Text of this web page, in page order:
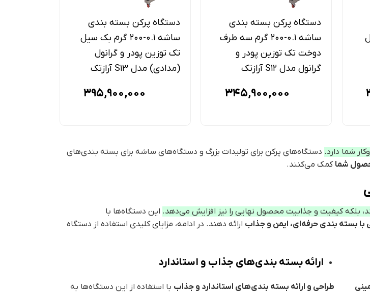
دستگاه پرکن بسته بندی
ساشه 0.1-200 گرم سه طرف
دوخت تک توزین پودر و
گرانول مدل S12 آرازتک
345,900,000
دستگاه پرکن بسته بندی
ساشه 0.1-200 گرم بک سیل
تک توزین پودر و گرانول
(مدادی) مدل S13 آرازتک
395,900,000
شما دارد. دستگاه‌های پرکن برای تولیدات بزرگ و دستگاه‌های ساشه برای بسته بندی‌های
شما کمک می‌کنند.
بلکه کیفیت و جذابیت محصول نهایی را نیز افزایش می‌دهد. این دستگاه‌ها با
با بسته بندی حرفه‌ای، ایمن و جذاب ارائه دهند. در ادامه، مزایای کلیدی استفاده از دستگاه
ارائه بسته بندی‌های جذاب و استاندارد
طراحی و ارائه بسته بندی‌های استاندارد و جذاب با استفاده از این دستگاه‌ها به